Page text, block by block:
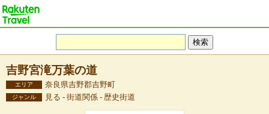
吉野宮滝万葉の道
エリア 奈良県吉野郡吉野町
ジャンル 見る - 街道関係 - 歴史街道